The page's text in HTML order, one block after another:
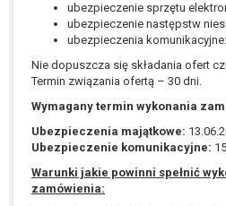
ubezpieczenie sprzętu
ubezpieczenie następstw
ubezpieczenia komunikacyjne:
Nie dopuszcza się składania ofert
Termin związania ofertą – 30 dni.
Wymagany termin wykonania
Ubezpieczenia majątkowe:
Ubezpieczenie komunikacyjne:
Warunki jakie powinni spełnić
zamówienia: